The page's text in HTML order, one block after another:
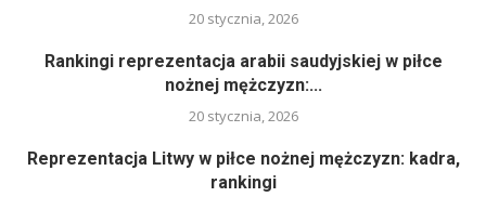
20 stycznia, 2026
Rankingi reprezentacja arabii saudyjskiej w piłce
nożnej mężczyzn:...
20 stycznia, 2026
Reprezentacja Litwy w piłce nożnej mężczyzn: kadra,
rankingi